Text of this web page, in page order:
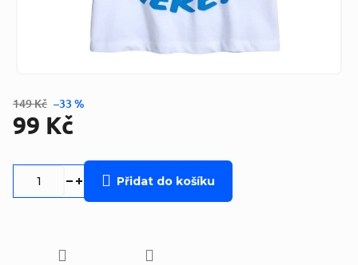
149 Kč –33 %
99 Kč
Přidat do košíku